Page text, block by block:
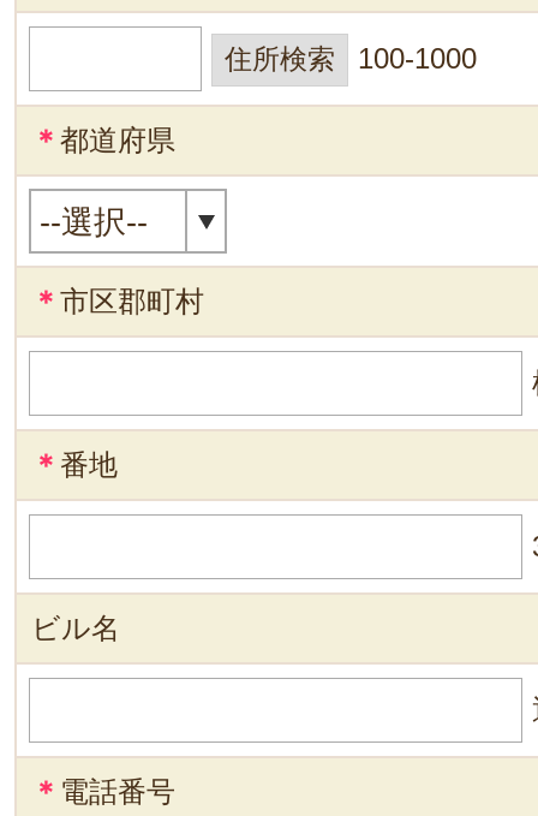
100-1000
＊ 都道府県
＊ 市区郡町村
＊ 番地
ビル名
＊ 電話番号